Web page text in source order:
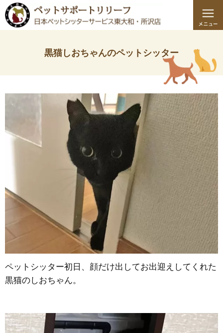
黒猫しおちゃんのペットシッター
ペットシッター初日、顔だけ出してお出迎えしてくれた
黒猫のしおちゃん。